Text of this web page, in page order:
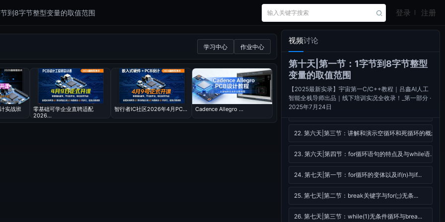
到8字节整型变量的取值范围 登录 注册
学习中心 作业中心
实战班
零基础可学企业直聘适配
2026...
智行者IC社区2026年4月PC... Cadence Allegro ...
视频讨论
第十天|第一节：1字节到8字节整型
变量的取值范围
【2025最新实录】宇宙第一C/C++教程｜吕鑫AI人工
智能全栈导师出品｜线下培训实况全收录！_第一部分 ·
2025年7月24日
16. 第五天|第一节：通过双分支语句判断奇偶数
17. 第五天|第二节：通过多分支语句判断正负数
18. 第五天|第三节：通过多分支语句判断年龄区间
19. 第五天|第四节：通过while循环语句判断用户输入的...
20. 第六天|第一节：讲解dowhile与while语句的...
21. 第六天|第二节：代码演示dowhile与while语...
22. 第六天|第三节：讲解和演示空循环和死循环的概念
23. 第六天|第四节：for循环语句的特点及与while语...
24. 第七天|第一节：for循环的变体以及if(n)与if...
25. 第七天|第二节：break关键字与for(;;)无条...
26. 第七天|第三节：while(1)无条件循环与brea...